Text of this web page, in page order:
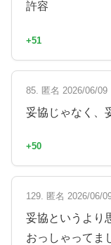
許容
+51
85. 匿名 2026/06/09
妥協じゃなく、
+50
129. 匿名 2026/06/
妥協というより
おっしゃってま